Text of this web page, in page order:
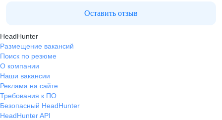
Оставить отзыв
HeadHunter
Размещение вакансий
Поиск по резюме
О компании
Наши вакансии
Реклама на сайте
Требования к ПО
Безопасный HeadHunter
HeadHunter API